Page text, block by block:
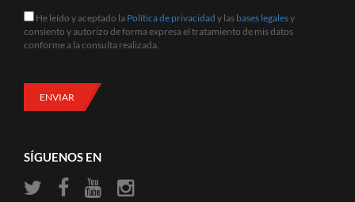
He
leído
Política
de
legales
consiento
He leído y aceptado la Política de privacidad y las bases legalesy
consiento y autorizo de forma expresa el tratamiento de mis datos
conforme a la consulta realizada.
ENVIAR
SÍGUENOS EN